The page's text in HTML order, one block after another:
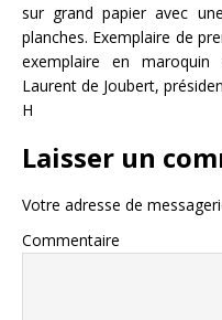
sur grand papier avec
planches. Exemplaire de
exemplaire en
Laurent de Joubert,
H
Laisser un
Votre adresse de
Commentaire